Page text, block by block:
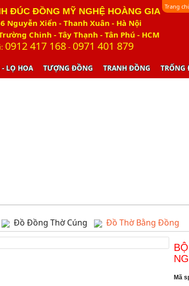
ĐÚC ĐỒNG MỸ NGHỆ HOÀNG GIA
Nguyễn Xiển - Thanh Xuân - Hà Nội
Chinh - Tây Thạnh - Tân Phú - HCM
0912 417 168- 0971 401 879
Trang
LỌ HOA TƯỢNG ĐỒNG TRANH ĐỒNG TRỐNG
Đồ Đồng Thờ Cúng Đồ Thờ Bằng Đồng
Mã